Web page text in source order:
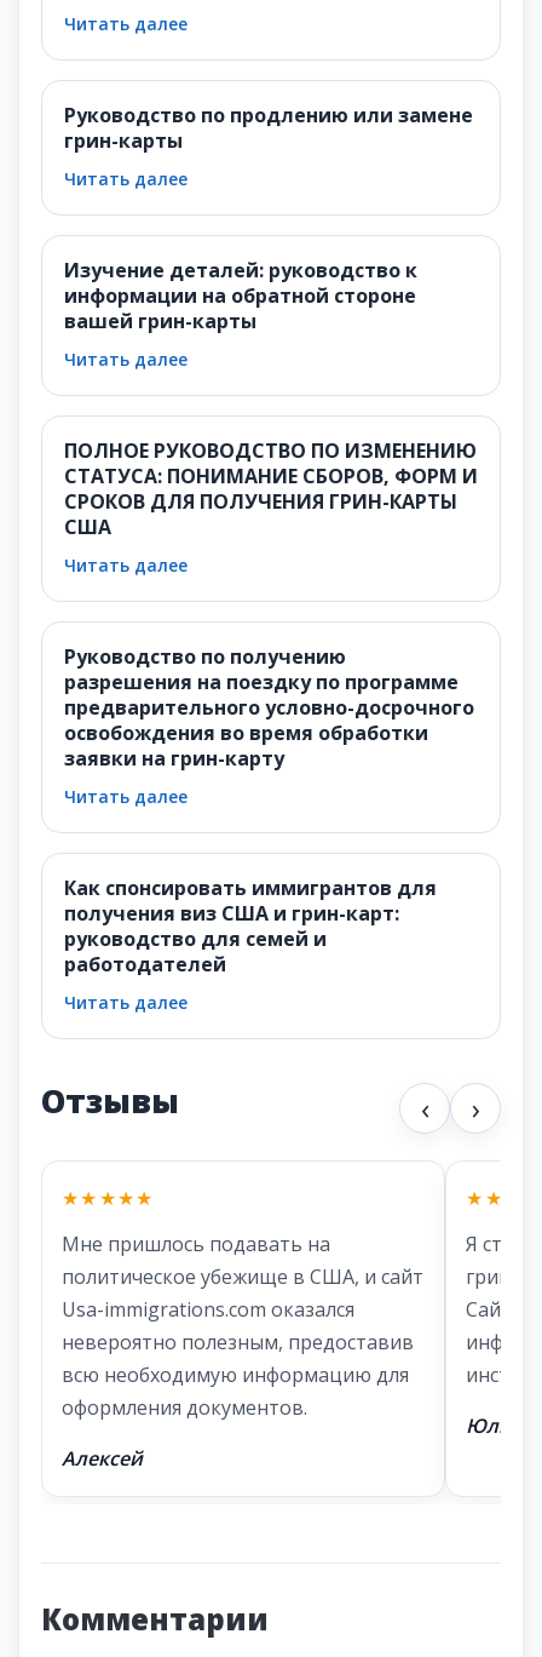
Читать далее
Руководство по продлению или замене
грин-карты
Читать далее
Изучение деталей: руководство к
информации на обратной стороне
вашей грин-карты
Читать далее
ПОЛНОЕ РУКОВОДСТВО ПО ИЗМЕНЕНИЮ
СТАТУСА: ПОНИМАНИЕ СБОРОВ, ФОРМ И
СРОКОВ ДЛЯ ПОЛУЧЕНИЯ ГРИН-КАРТЫ
США
Читать далее
Руководство по получению
разрешения на поездку по программе
предварительного условно-досрочного
освобождения во время обработки
заявки на грин-карту
Читать далее
Как спонсировать иммигрантов для
получения виз США и грин-карт:
руководство для семей и
работодателей
Читать далее
Отзывы ‹ ›
★★★★★
Мне пришлось подавать на
политическое убежище в США, и сайт
Usa-immigrations.com оказался
невероятно полезным, предоставив
всю необходимую информацию для
оформления документов.
Алексей
Я
грин-
Сайт
Юлия
Комментарии